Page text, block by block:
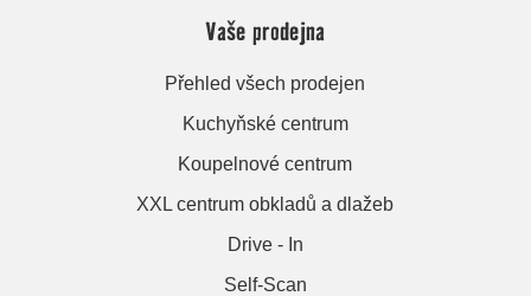
Vaše prodejna
Přehled všech prodejen
Kuchyňské centrum
Koupelnové centrum
XXL centrum obkladů a dlažeb
Drive - In
Self-Scan